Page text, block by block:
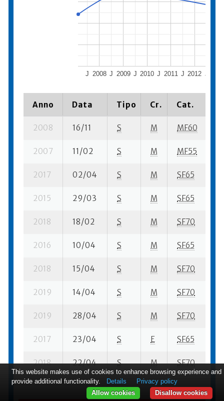
2008 2009 2010 2011 2012
J J J J J J
Anno Data Tipo Cr. Cat.
2008 16/11 S M MF60
2007 11/02 S M MF55
2017 02/04 S M SF65
2015 29/03 S M SF65
2018 18/02 S M SF70
2016 10/04 S M SF65
2018 15/04 S M SF70
2019 14/04 S M SF70
2019 28/04 S M SF70
2017 23/04 S E SF65
2018 22/04 S M SF70
This website makes use of cookies to enhance browsing experience and
provide additional functionality.
Details
Privacy policy
Disallow cookies
Allow cookies